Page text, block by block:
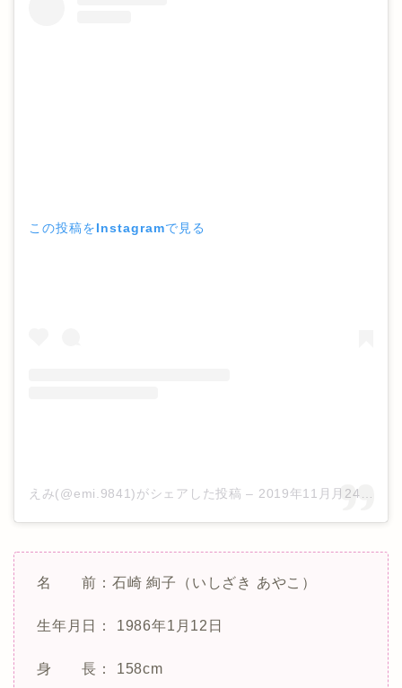
この投稿をInstagramで見る
えみ(@emi.9841)がシェアした投稿 – 2019年11月月24日午前3時38分PST
名 前：石崎 絢子（いしざき あやこ）
生年月日： 1986年1月12日
身 長： 158cm